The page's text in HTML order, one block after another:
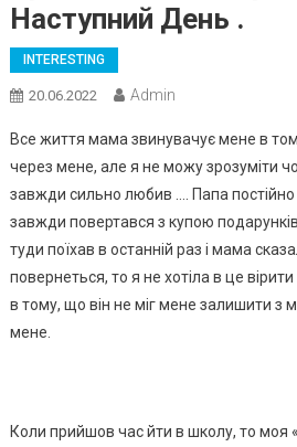
Наступний День .
INTERESTING
20.06.2022 Admin
Все життя мама звинувачує мене в
через мене, але я не можу зрозуміти
завжди сильно любив …. Папа
завжди повертався з купою подарунків
туди поїхав в останній раз і мама
повернеться, то я не хотіла в це
в тому, що він не міг мене залишити з
мене.
Коли прийшов час йти в школу, то моя